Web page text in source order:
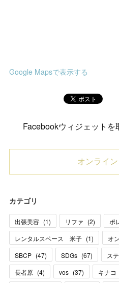
Google Mapsで表示する
Facebookウィジェットを
オンライ
カテゴリ
出張美容 (1) リファ (2) ポ
レンタルスペース 米子 (1) オ
SBCP (47) SDGs (67) ス
長者原 (4) vos (37) キナコ